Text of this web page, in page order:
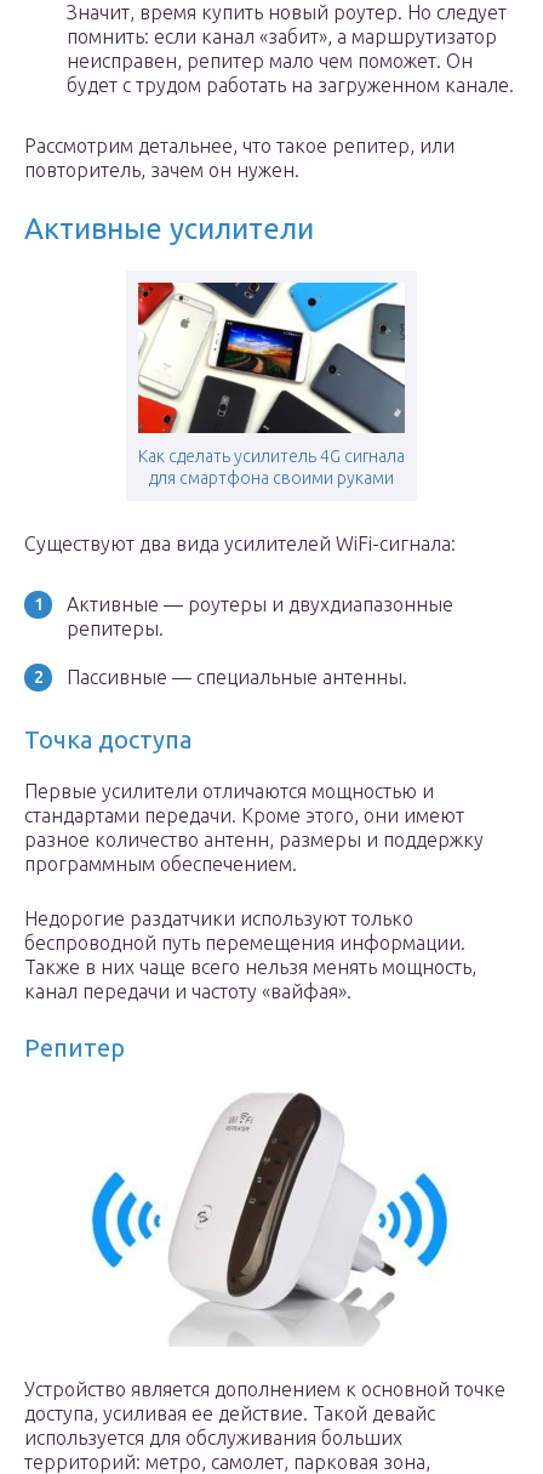
Значит, время купить новый роутер. Но следует
помнить: если канал «забит», а маршрутизатор
неисправен, репитер мало чем поможет. Он
будет с трудом работать на загруженном канале.
Рассмотрим детальнее, что такое репитер, или
повторитель, зачем он нужен.
Активные усилители
Как сделать усилитель 4G сигнала
для смартфона своими руками
Существуют два вида усилителей WiFi-сигнала:
Активные — роутеры и двухдиапазонные
репитеры.
Пассивные — специальные антенны.
Точка доступа
Первые усилители отличаются мощностью и
стандартами передачи. Кроме этого, они имеют
разное количество антенн, размеры и поддержку
программным обеспечением.
Недорогие раздатчики используют только
беспроводной путь перемещения информации.
Также в них чаще всего нельзя менять мощность,
канал передачи и частоту «вайфая».
Репитер
Устройство является дополнением к основной точке
доступа, усиливая ее действие. Такой девайс
используется для обслуживания больших
территорий: метро, самолет, парковая зона,